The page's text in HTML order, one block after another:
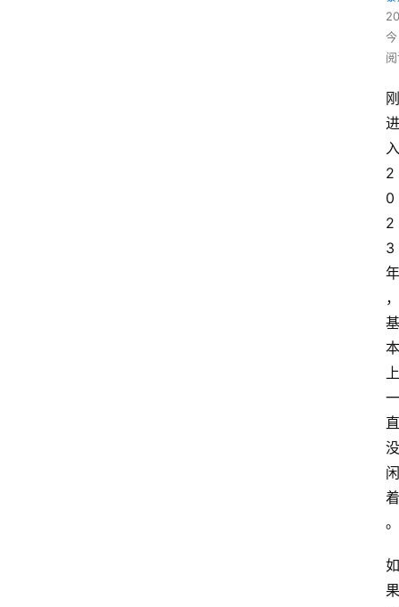
刚
进
入
2
0
2
3
年
，
基
本
上
一
直
没
闲
着
。
如
果